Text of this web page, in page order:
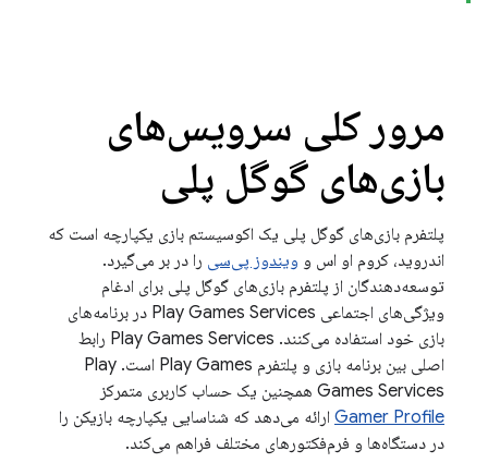
مرور کلی سرویس‌های
بازی‌های گوگل پلی
پلتفرم بازی‌های گوگل پلی یک اکوسیستم بازی یکپارچه است که
اندروید، کروم او اس و ویندوز پی‌سی را در بر می‌گیرد.
توسعه‌دهندگان از پلتفرم بازی‌های گوگل پلی برای ادغام
ویژگی‌های اجتماعی Play Games Services در برنامه‌های
بازی خود استفاده می‌کنند. Play Games Services رابط
اصلی بین برنامه بازی و پلتفرم Play Games است. Play
Games Services همچنین یک حساب کاربری متمرکز
Gamer Profile ارائه می‌دهد که شناسایی یکپارچه بازیکن را
در دستگاه‌ها و فرم‌فکتورهای مختلف فراهم می‌کند.